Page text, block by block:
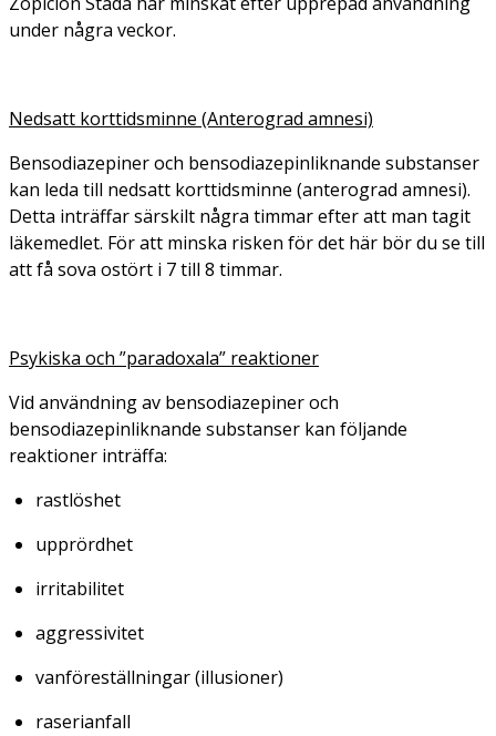
under några veckor.
Nedsatt korttidsminne (Anterograd amnesi)
Bensodiazepiner och bensodiazepinliknande substanser
kan leda till nedsatt korttidsminne (anterograd amnesi).
Detta inträffar särskilt några timmar efter att man tagit
läkemedlet. För att minska risken för det här bör du se till
att få sova ostört i 7 till 8 timmar.
Psykiska och ”paradoxala” reaktioner
Vid användning av bensodiazepiner och
bensodiazepinliknande substanser kan följande
reaktioner inträffa:
rastlöshet
upprördhet
irritabilitet
aggressivitet
vanföreställningar (illusioner)
raserianfall